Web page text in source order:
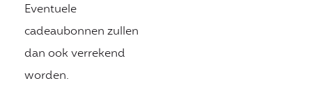
Eventuele
cadeaubonnen zullen
dan ook verrekend
worden.